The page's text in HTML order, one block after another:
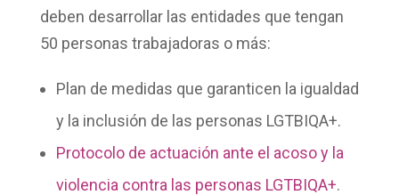
deben desarrollar las entidades que tengan
50 personas trabajadoras o más:
Plan de medidas que garanticen la igualdad
y la inclusión de las personas LGTBIQA+.
Protocolo de actuación ante el acoso y la
violencia contra las personas LGTBIQA+.